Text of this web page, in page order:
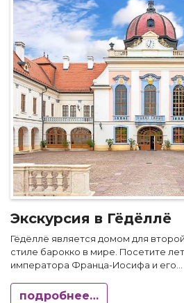
Экскурсия в Гёдёллё
Гёдёллё является домом для
стиле барокко в мире. Посетите
императора Франца-Иосифа и его...
подробнее…